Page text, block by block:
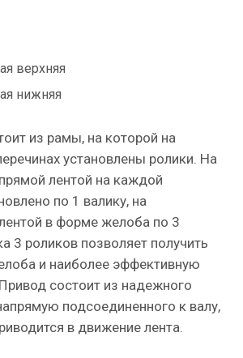
верхняя
нижняя
из рамы, на которой на
установлены ролики. На
лентой на каждой
по 1 валику, на
в форме желоба по 3
3 роликов позволяет получить
и наиболее эффективную
состоит из надежного
подсоединенного к валу,
в движение лента.